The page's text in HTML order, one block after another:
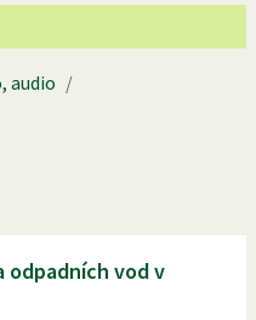
audio /
odpadních vod v